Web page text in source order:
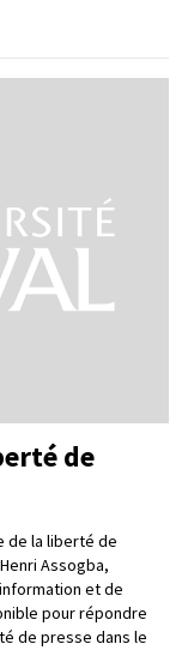
de
de la liberté de
Assogba,
et de
pour répondre
de presse dans le